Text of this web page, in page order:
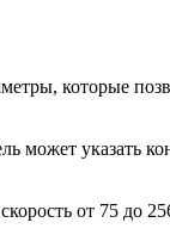
которые
может указать
от 75 до